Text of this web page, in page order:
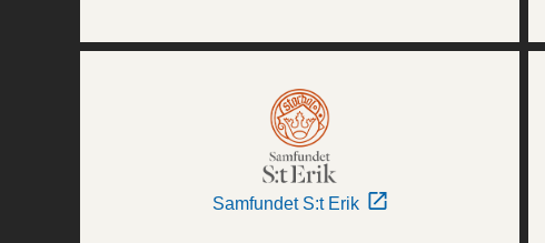
Samfundet S:t Erik